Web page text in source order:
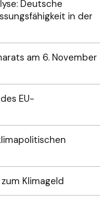
Deutsche
in der
am 6. November
EU-
Klimageld